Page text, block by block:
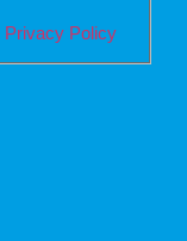
Privacy Policy